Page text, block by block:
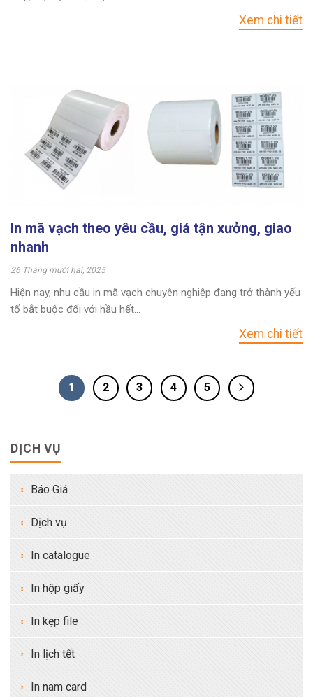
Xem chi tiết
In mã vạch theo yêu cầu, giá tận xưởng, giao
nhanh
26 Tháng mười hai, 2025
Hiện nay, nhu cầu in mã vạch chuyên nghiệp đang trở thành yếu
tố bắt buộc đối với hầu hết...
Xem chi tiết
1 2 3 4 5
DỊCH VỤ
Báo Giá
Dịch vụ
In catalogue
In hộp giấy
In kẹp file
In lịch tết
In nam card